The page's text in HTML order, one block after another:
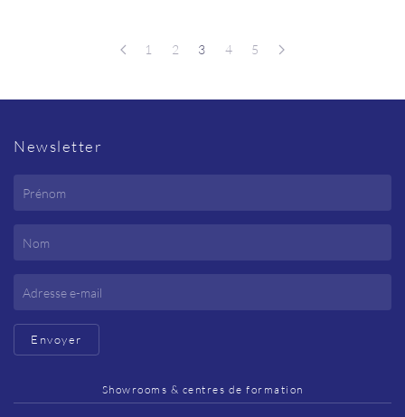
1 2 3 4 5
Newsletter
Envoyer
Showrooms & centres de formation